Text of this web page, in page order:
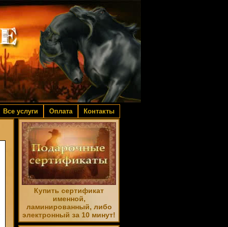
Все услуги Оплата Контакты
Купить сертификат
именной,
ламинированный, либо
электронный за 10 минут!